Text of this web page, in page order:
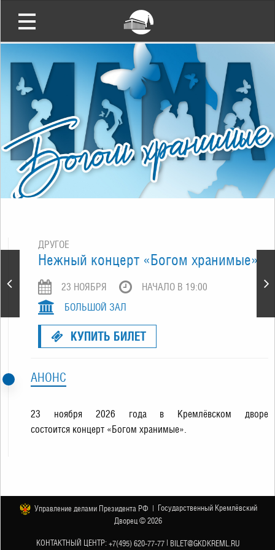
SHAMAN
ДРУГОЕ
Нежный концерт «Богом хранимые»
23 НОЯБРЯ
НАЧАЛО В 19:00
БОЛЬШОЙ ЗАЛ
КУПИТЬ БИЛЕТ
АНОНС
23 ноября 2026 года в Кремлёвском дворе
состоится концерт «Богом хранимые».
Управление делами Президента РФ | Государственный Кремлёвский
Дворец © 2026
КОНТАКТНЫЙ ЦЕНТР: +7(495) 620-77-77 | BILET@GKDKREML.RU